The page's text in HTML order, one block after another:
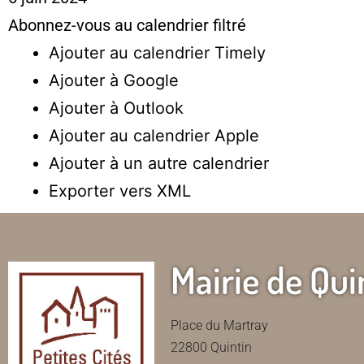
Abonnez-vous au calendrier filtré
Ajouter au calendrier Timely
Ajouter à Google
Ajouter à Outlook
Ajouter au calendrier Apple
Ajouter à un autre calendrier
Exporter vers XML
Mairie de
Place du Martray
22800 Quintin